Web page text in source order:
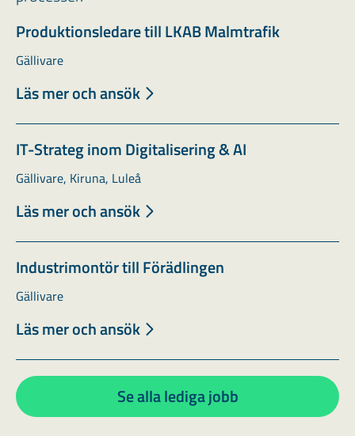
Produktionsledare till LKAB Malmtrafik
Gällivare
Läs mer och ansök
IT-Strateg inom Digitalisering & AI
Gällivare, Kiruna, Luleå
Läs mer och ansök
Industrimontör till Förädlingen
Gällivare
Läs mer och ansök
Se alla lediga jobb